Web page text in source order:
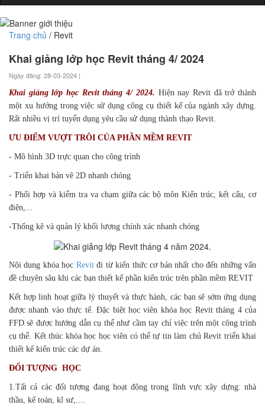
Trang chủ / Revit
Khai giảng lớp học Revit tháng 4/ 2024
Ngày đăng: 28-03-2024 |
Khai giảng lớp học Revit tháng 4/ 2024. Hiện nay Revit đã trở thành
một xu hướng trong việc sử dụng công cụ thiết kế của ngành xây dựng.
Rất nhiều vị trí tuyển dụng yêu cầu sử dụng thành thạo Revit.
ƯU ĐIỂM VƯỢT TRÔI CỦA PHẦN MỀM REVIT
- Mô hình 3D trực quan cho công trình
- Triển khai bản vẽ 2D nhanh chóng
- Phối hợp và kiểm tra va chạm giữa các bộ môn Kiến trúc, kết cấu, cơ
điện,...
-Thống kê và quản lý khối lượng chính xác nhanh chóng
Nội dung khóa học Revitđi từ kiến thức cơ bản nhất cho đến những vấn
đề chuyên sâu khi các bạn thiết kế phần kiến trúc trên phần mềm REVIT
Kết hợp linh hoạt giữa lý thuyết và thực hành, các bạn sẽ sớm ứng dụng
được nhanh vào thực tế. Đặc biệt học viên khóa học Revit tháng 4 của
FFD sẽ được hướng dẫn cụ thể như cầm tay chỉ việc trên một công trình
cụ thể. Kết thúc khóa học học viên có thể tự tin làm chủ Revit triển khai
thiết kế kiến trúc các dự án.
ĐỐI TƯỢNG HỌC
1.Tất cả các đối tượng đang hoạt động trong lĩnh vực xây dựng: nhà
thầu, kế toán, kĩ sư,....